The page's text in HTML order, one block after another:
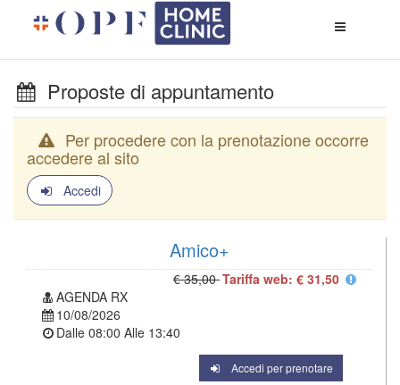
di
Proposte di appuntamento
Per procedere con la prenotazione occorre
accedere al sito
Accedi
Amico+
€ 35,00Tariffa web: € 31,50
AGENDA RX
10/08/2026
Dalle 08:00 Alle 13:40
Accedi per prenotare